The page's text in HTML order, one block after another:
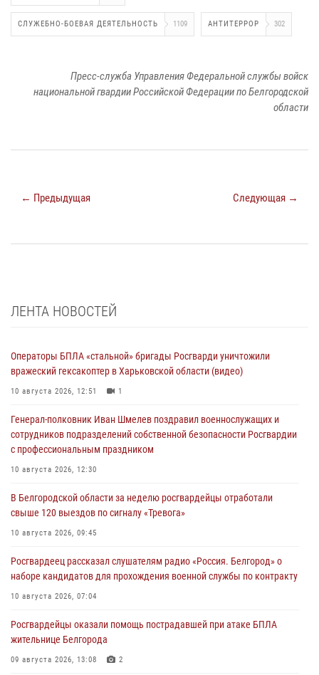
СЛУЖЕБНО-БОЕВАЯ ДЕЯТЕЛЬНОСТЬ 1109 АНТИТЕРРОР 302
Пресс-служба Управления Федеральной службы войск
национальной гвардии Российской Федерации по Белгородской
области
← Предыдущая Следующая →
ЛЕНТА НОВОСТЕЙ
Операторы БПЛА «стальной» бригады Росгварди уничтожили
вражеский гексакоптер в Харьковской области (видео)
10 августа 2026, 12:51 1
Генерал-полковник Иван Шмелев поздравил военнослужащих и
сотрудников подразделений собственной безопасности Росгвардии
с профессиональным праздником
10 августа 2026, 12:30
В Белгородской области за неделю росгвардейцы отработали
свыше 120 выездов по сигналу «Тревога»
10 августа 2026, 09:45
Росгвардеец рассказал слушателям радио «Россия. Белгород» о
наборе кандидатов для прохождения военной службы по контракту
10 августа 2026, 07:04
Росгвардейцы оказали помощь пострадавшей при атаке БПЛА
жительнице Белгорода
09 августа 2026, 13:08 2